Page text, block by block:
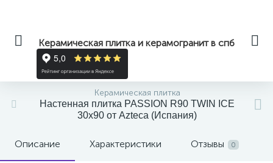
Керамическая плитка и керамогранит в спб
Керамическая плитка
Настенная плитка PASSION R90 TWIN ICE
30x90 от Azteca (Испания)
Описание Характеристики Отзывы 0